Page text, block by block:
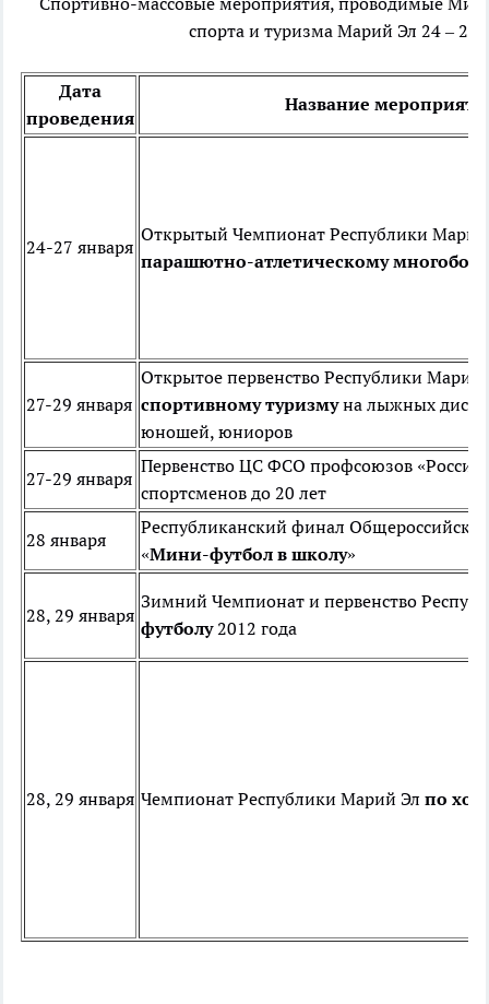
спорта и туризма Марий Эл 24 – 29
Дата
проведения
Название
24-27 января
Открытый Чемпионат Республики
парашютно-атлетическому
27-29 января
Открытое первенство Республики
спортивному туризмуна лыжных
юношей, юниоров
27-29 января
Первенство ЦС ФСО профсоюзов «Россия»
спортсменов до 20 лет
28 января
Республиканский финал
«Мини-футбол в школу»
28, 29 января
Зимний Чемпионат и первенство
футболу2012 года
28, 29 января Чемпионат Республики Марий Эл по